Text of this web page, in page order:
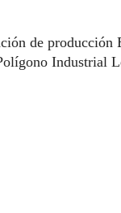
de producción
Industrial